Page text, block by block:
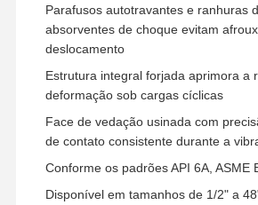
Casa Produtos Vídeos
Parafusos autotravantes e ranhuras
absorventes de choque evitam
deslocamento
Estrutura integral forjada aprimora a
deformação sob cargas cíclicas
Face de vedação usinada com
de contato consistente durante a
Conforme os padrões API 6A, ASME
Disponível em tamanhos de 1/2" a